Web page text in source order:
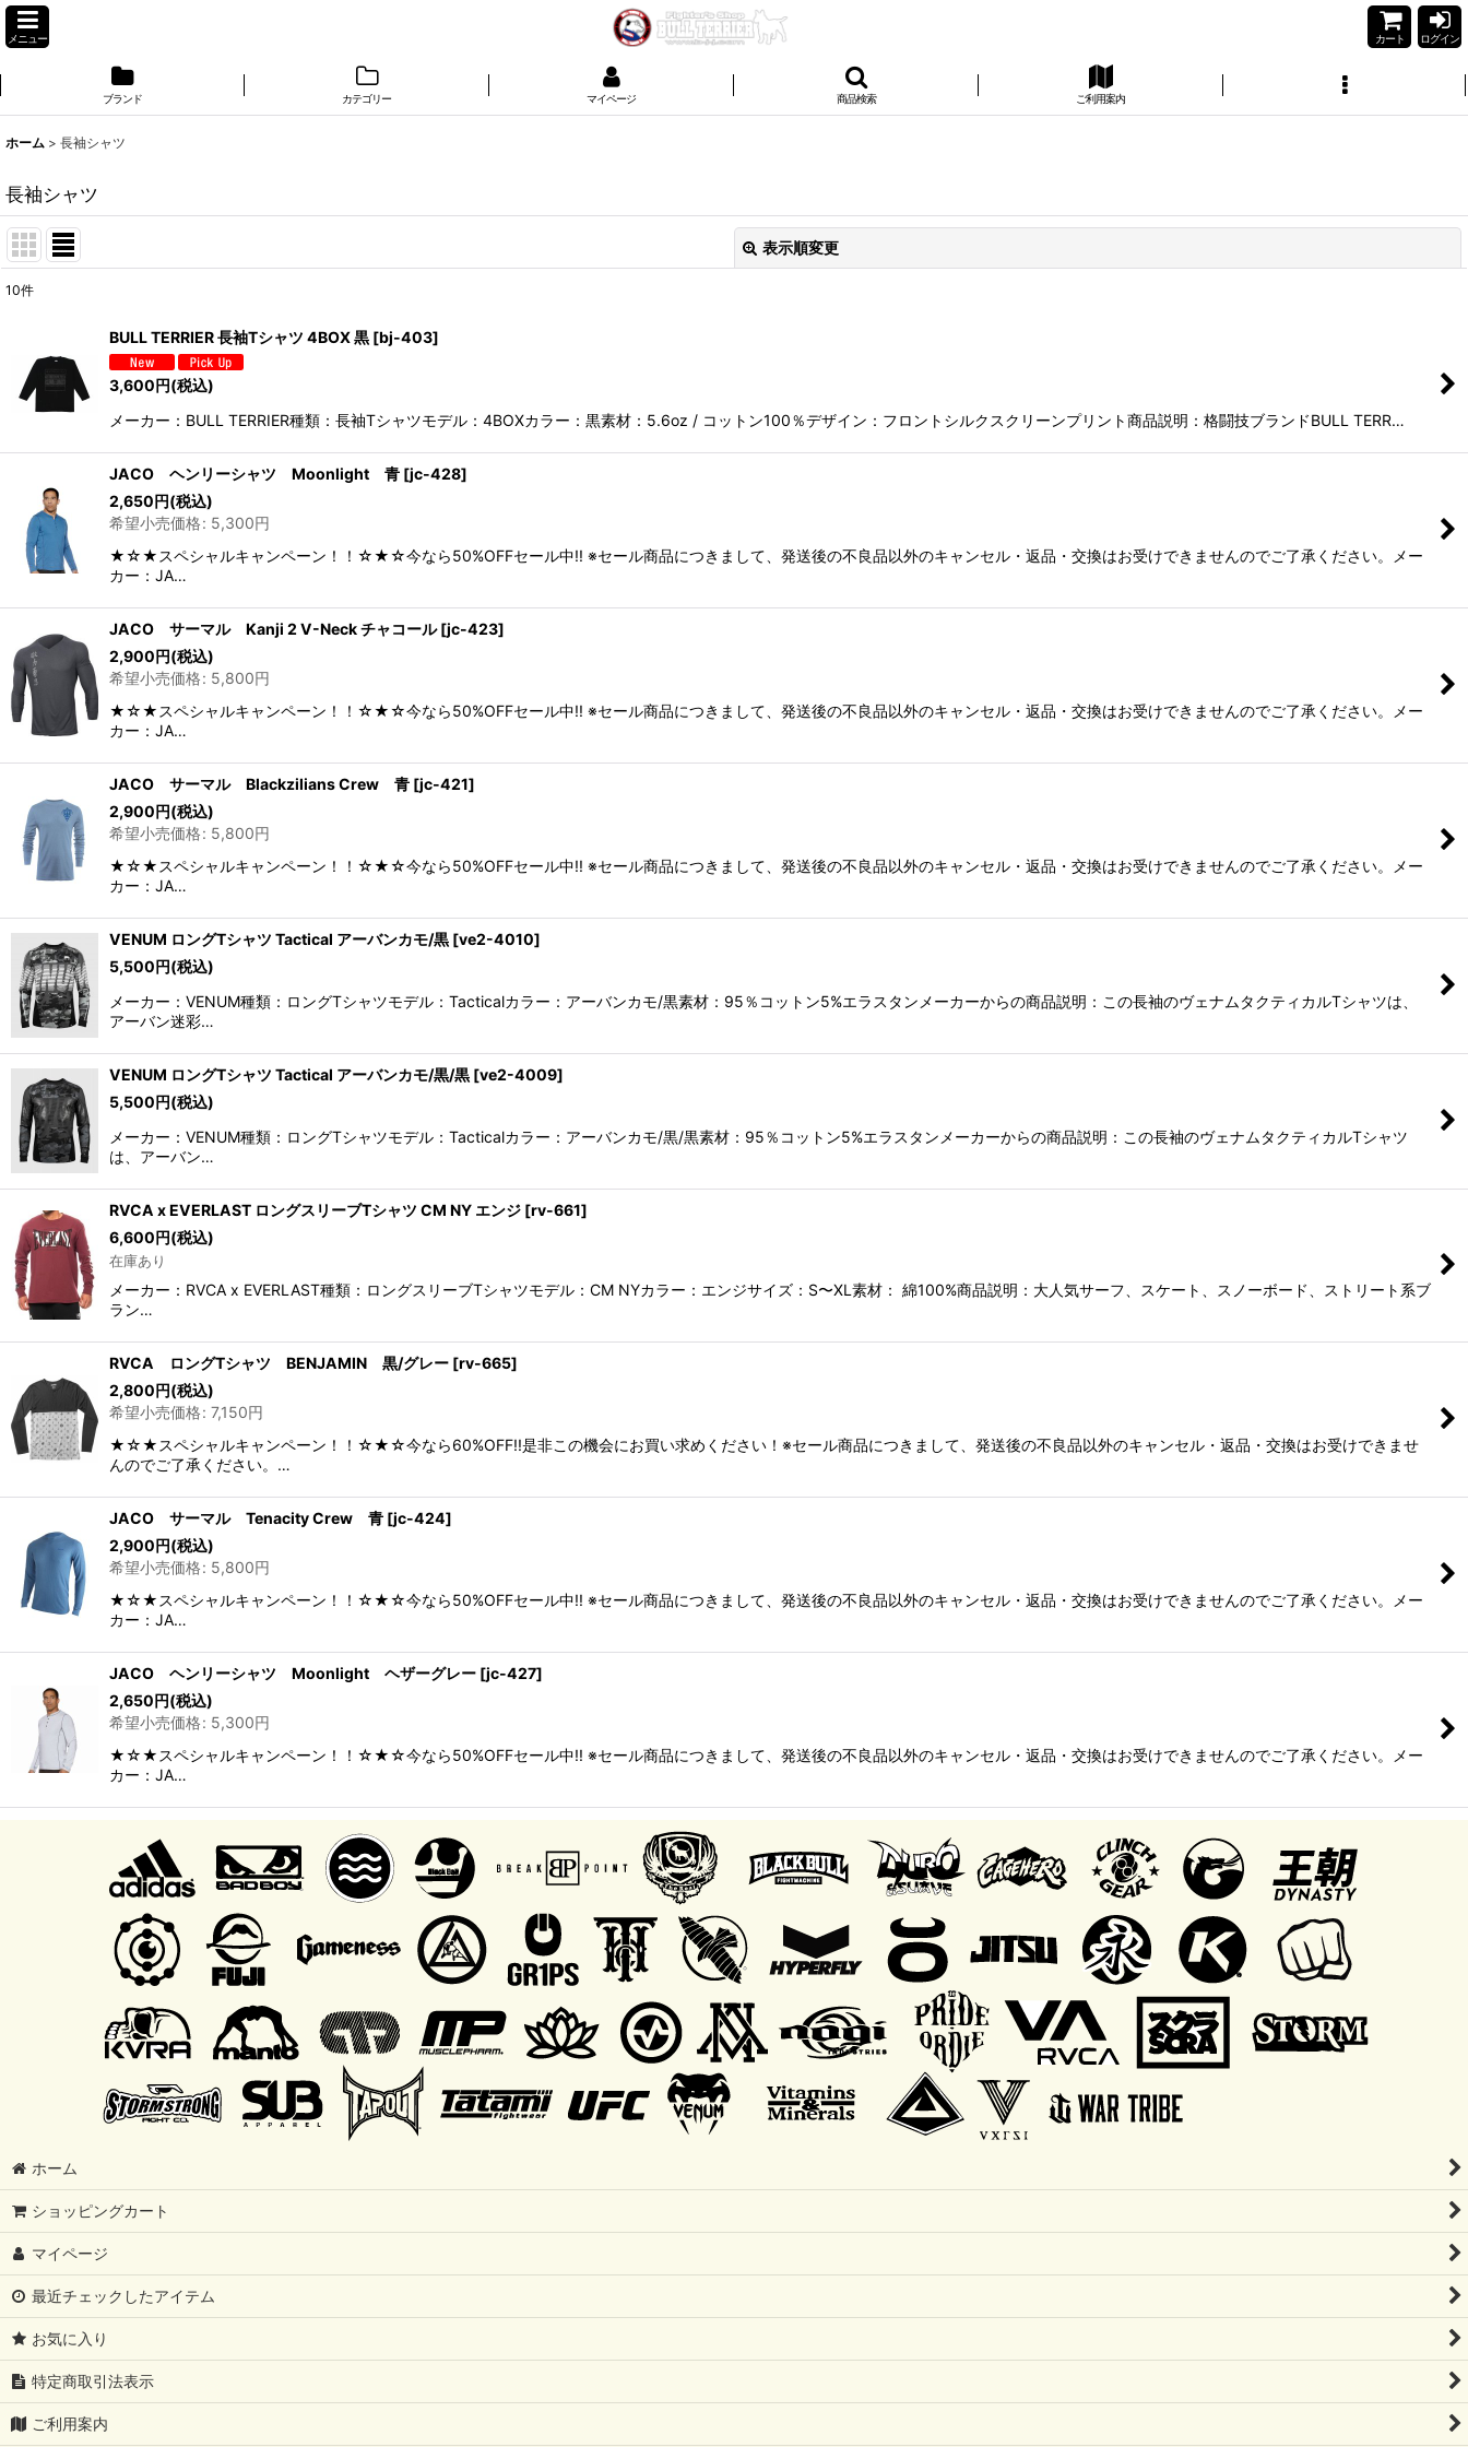
メニュー カート ログイン
ブランド カテゴリー マイページ 商品検索 ご利用案内
ホーム > 長袖シャツ
長袖シャツ
表示順変更
並び順
絞り込む
10件
BULL TERRIER 長袖Tシャツ 4BOX 黒 [bj-403]
3,600円(税込)
メーカー：BULL TERRIER種類：長袖Tシャツモデル：4BOXカラー：黒素材：5.6oz / コットン100％デザイン：フロントシルクスクリーンプリント商品説明：格闘技ブランドBULL TERR…
JACO ヘンリーシャツ Moonlight 青 [jc-428]
2,650円(税込)
希望小売価格: 5,300円
★☆★スペシャルキャンペーン！！☆★☆今なら50%OFFセール中!! ※セール商品につきまして、発送後の不良品以外のキャンセル・返品・交換はお受けできませんのでご了承ください。メー
カー：JA…
JACO サーマル Kanji 2 V-Neck チャコール [jc-423]
2,900円(税込)
希望小売価格: 5,800円
★☆★スペシャルキャンペーン！！☆★☆今なら50%OFFセール中!! ※セール商品につきまして、発送後の不良品以外のキャンセル・返品・交換はお受けできませんのでご了承ください。メー
カー：JA…
JACO サーマル Blackzilians Crew 青 [jc-421]
2,900円(税込)
希望小売価格: 5,800円
★☆★スペシャルキャンペーン！！☆★☆今なら50%OFFセール中!! ※セール商品につきまして、発送後の不良品以外のキャンセル・返品・交換はお受けできませんのでご了承ください。メー
カー：JA…
VENUM ロングTシャツ Tactical アーバンカモ/黒 [ve2-4010]
5,500円(税込)
メーカー：VENUM種類：ロングTシャツモデル：Tacticalカラー：アーバンカモ/黒素材：95％コットン5%エラスタンメーカーからの商品説明：この長袖のヴェナムタクティカルTシャツは、
アーバン迷彩…
VENUM ロングTシャツ Tactical アーバンカモ/黒/黒 [ve2-4009]
5,500円(税込)
メーカー：VENUM種類：ロングTシャツモデル：Tacticalカラー：アーバンカモ/黒/黒素材：95％コットン5%エラスタンメーカーからの商品説明：この長袖のヴェナムタクティカルTシャツ
は、アーバン…
RVCA x EVERLAST ロングスリーブTシャツ CM NY エンジ [rv-661]
6,600円(税込)
在庫あり
メーカー：RVCA x EVERLAST種類：ロングスリーブTシャツモデル：CM NYカラー：エンジサイズ：S〜XL素材： 綿100%商品説明：大人気サーフ、スケート、スノーボード、ストリート系ブ
ラン…
RVCA ロングTシャツ BENJAMIN 黒/グレー [rv-665]
2,800円(税込)
希望小売価格: 7,150円
★☆★スペシャルキャンペーン！！☆★☆今なら60%OFF!!是非この機会にお買い求めください！※セール商品につきまして、発送後の不良品以外のキャンセル・返品・交換はお受けできませ
んのでご了承ください。…
JACO サーマル Tenacity Crew 青 [jc-424]
2,900円(税込)
希望小売価格: 5,800円
★☆★スペシャルキャンペーン！！☆★☆今なら50%OFFセール中!! ※セール商品につきまして、発送後の不良品以外のキャンセル・返品・交換はお受けできませんのでご了承ください。メー
カー：JA…
JACO ヘンリーシャツ Moonlight ヘザーグレー [jc-427]
2,650円(税込)
希望小売価格: 5,300円
★☆★スペシャルキャンペーン！！☆★☆今なら50%OFFセール中!! ※セール商品につきまして、発送後の不良品以外のキャンセル・返品・交換はお受けできませんのでご了承ください。メー
カー：JA…
ホーム
ショッピングカート
マイページ
最近チェックしたアイテム
お気に入り
特定商取引法表示
ご利用案内